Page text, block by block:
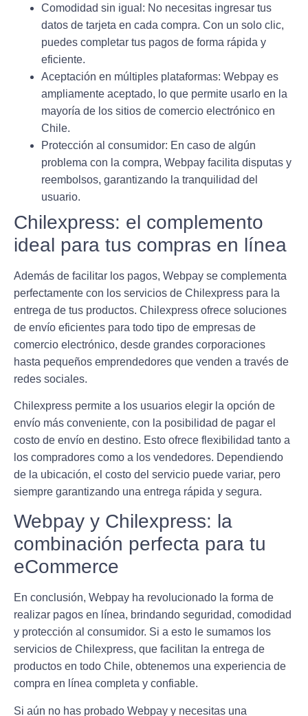
Comodidad sin igual : No necesitas ingresar tus
datos de tarjeta en cada compra. Con un solo clic,
puedes completar tus pagos de forma rápida y
eficiente.
Aceptación en múltiples plataformas: Webpay es
ampliamente aceptado, lo que permite usarlo en la
mayoría de los sitios de comercio electrónico en
Chile.
Protección al consumidor: En caso de algún
problema con la compra, Webpay facilita disputas y
reembolsos, garantizando la tranquilidad del
usuario.
Chilexpress: el complemento
ideal para tus compras en línea
Además de facilitar los pagos, Webpay se complementa
perfectamente con los servicios de Chilexpress para la
entrega de tus productos. Chilexpress ofrece soluciones
de envío eficientes para todo tipo de empresas de
comercio electrónico, desde grandes corporaciones
hasta pequeños emprendedores que venden a través de
redes sociales.
Chilexpress permite a los usuarios elegir la opción de
envío más conveniente, con la posibilidad de pagar el
costo de envío en destino. Esto ofrece flexibilidad tanto a
los compradores como a los vendedores. Dependiendo
de la ubicación, el costo del servicio puede variar, pero
siempre garantizando una entrega rápida y segura.
Webpay y Chilexpress: la
combinación perfecta para tu
eCommerce
En conclusión, Webpay ha revolucionado la forma de
realizar pagos en línea, brindando seguridad, comodidad
y protección al consumidor. Si a esto le sumamos los
servicios de Chilexpress, que facilitan la entrega de
productos en todo Chile, obtenemos una experiencia de
compra en línea completa y confiable.
Si aún no has probado Webpay y necesitas una